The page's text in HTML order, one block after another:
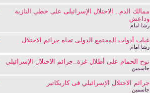
ممالك الدم.. الاحتلال الإسرائيلى على خطى النازية
وداعش
رشا امام
غياب أدوات المجتمع الدولى تجاه جرائم الاحتلال
رشا امام
نوح الحمام على أطلال غزة..جرائم الاحتلال الإسرائيلي
جاسمين
جرائم الاحتلال الإسرائيلي فى كاريكاتير
جاسمين